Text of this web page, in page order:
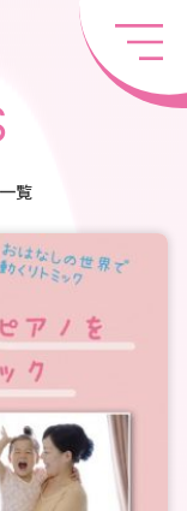
覧